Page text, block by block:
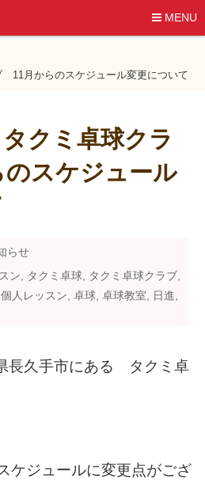
MENU
11月からのスケジュール変更について
タクミ卓球クラ
スケジュール
らせ
ン タクミ卓球 タクミ卓球クラブ
個人レッスン 卓球 卓球教室 日進
長久手市にある タクミ卓
ケジュールに変更点がござ